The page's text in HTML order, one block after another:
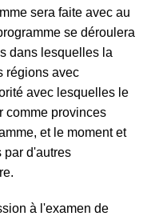
sera faite avec au
se déroulera
dans lesquelles la
régions avec
avec lesquelles le
comme provinces
et le moment et
par d'autres
à l'examen de